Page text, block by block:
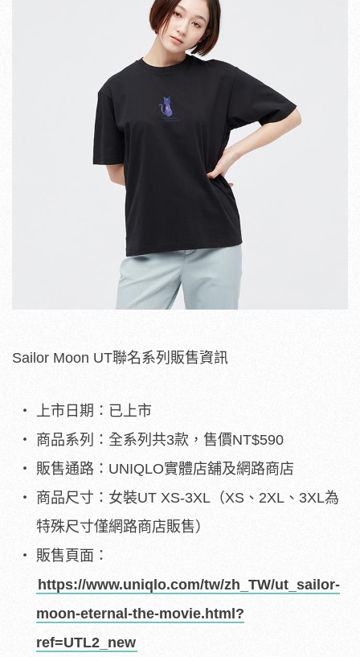
Sailor Moon UT聯名系列販售資訊
上市日期：已上市
商品系列：全系列共3款，售價NT$590
販售通路：UNIQLO實體店舖及網路商店
商品尺寸：女裝UT XS-3XL（XS、2XL、3XL為
特殊尺寸僅網路商店販售）
販售頁面：
https://www.uniqlo.com/tw/zh_TW/ut_sailor-
moon-eternal-the-movie.html?
ref=UTL2_new